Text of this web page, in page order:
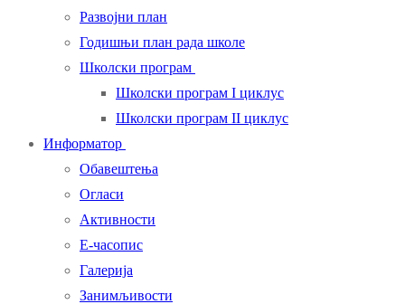
Развојни план
Годишњи план рада школе
Школски програм
Школски програм I циклус
Школски програм II циклус
Информатор
Обавештења
Огласи
Активности
Е-часопис
Галерија
Занимљивости